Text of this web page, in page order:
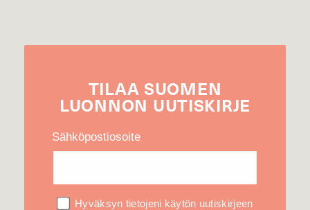
TILAA SUOMEN
LUONNON UUTIS­KIRJE
Sähköpostiosoite
Hyväksyn tietojeni käytön uutiskirjeen